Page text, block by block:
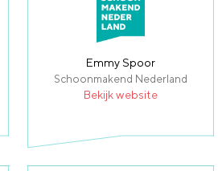
Emmy Spoor
Schoonmakend Nederland
Bekijk website